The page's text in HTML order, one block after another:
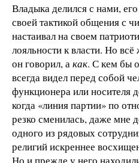
Владыка делился с нами,
своей тактикой общения с
настаивал на своем
лояльности к власти. Но
он говорил, акак. С кем бы
всегда видел перед собой
функционера или носителя
когда «линия партии» по
резко сменилась, даже мне
одного из рядовых
религий искреннее
Но и прежде у него